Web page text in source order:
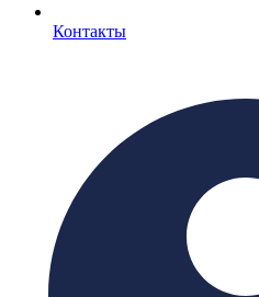
Контакты